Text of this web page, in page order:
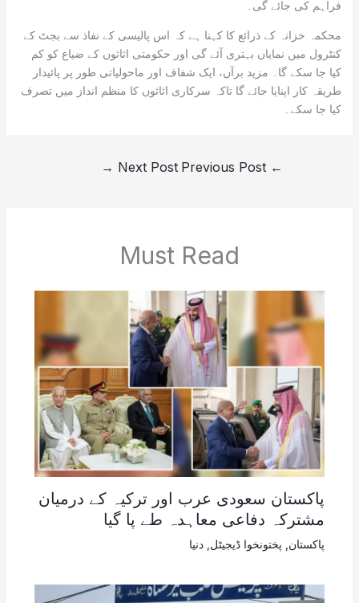
فراہم کی جائے گی۔
محکمہ خزانہ کے ذرائع کا کہنا ہے کہ اس پالیسی کے نفاذ سے بجٹ کے
کنٹرول میں نمایاں بہتری آئے گی اور حکومتی اثاثوں کے ضیاع کو کم
کیا جا سکے گا۔ مزید برآں، ایک شفاف اور ماحولیاتی طور پر پائیدار
طریقہ کار اپنایا جائے گا تاکہ سرکاری اثاثوں کا منظم انداز میں تصرف
کیا جا سکے۔
←
Next Post
→
Must Read
پاکستان سعودی عرب اور ترکیہ کے درمیان
مشترکہ دفاعی معاہدہ طے پا گیا
پاکستان پختونخوا ڈیجیٹل دنیا